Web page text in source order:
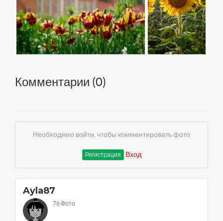
Комментарии (0)
Необходимо войти, чтобы комментировать фото
Регистрация Вход
Ayla87
76 Фото